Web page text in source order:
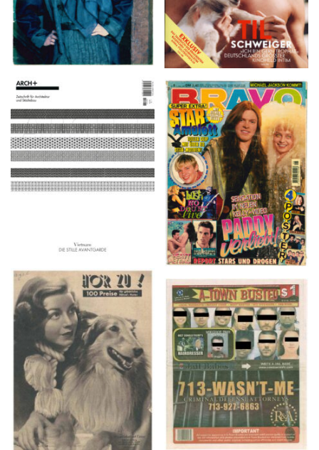
ARCH+ Nr. 226, Herbst
2016
BRAVO – Nr. 8, 13. Febr.
1997
HÖR ZU! – 1949,
NUMMER 10, Woche
vom 27. Februar bis 05.
März
A-TOWN BUSTED –
8/15/16–9/1/16